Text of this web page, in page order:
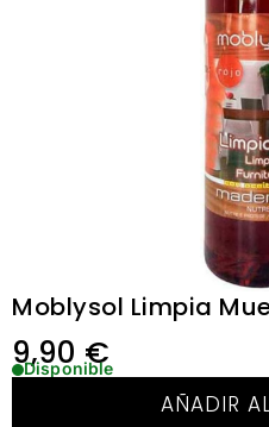
Moblysol Limpia
9,90€
Disponible
AÑADIR